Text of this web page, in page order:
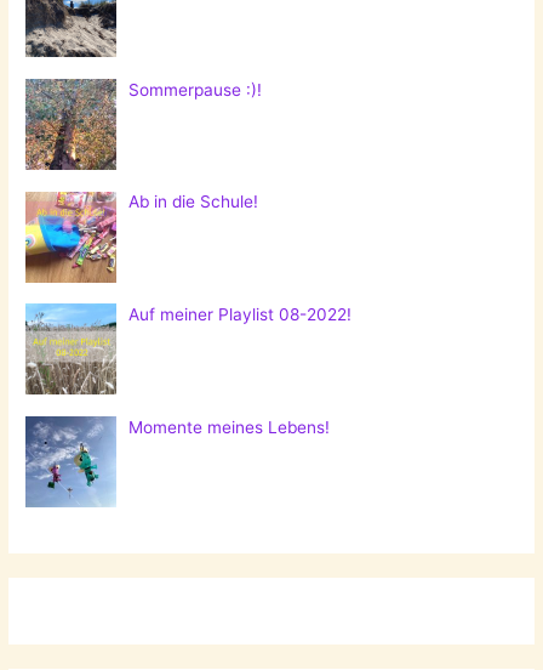
Sommerpause :)!
Ab in die Schule!
Auf meiner Playlist 08-2022!
Momente meines Lebens!